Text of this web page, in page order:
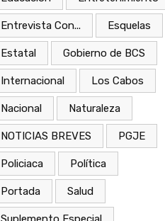
Entrevista Con... Esquelas
Estatal Gobierno de BCS
Internacional Los Cabos
Nacional Naturaleza
NOTICIAS BREVES PGJE
Policiaca Política
Portada Salud